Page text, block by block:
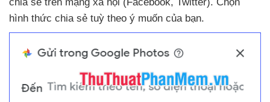
hình thức chia sẻ tuỳ theo ý muốn của bạn.